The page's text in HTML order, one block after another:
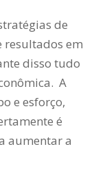
de
em
disso tudo
A
e esforço,
é
aumentar a